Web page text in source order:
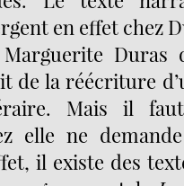
en effet chez
Duras
de la réécriture
Mais il
elle ne
il existe des